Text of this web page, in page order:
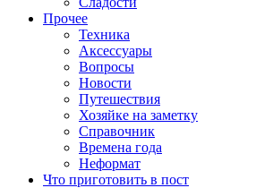
Прочее
Техника
Аксессуары
Вопросы
Новости
Путешествия
Хозяйке на заметку
Справочник
Времена года
Неформат
Что приготовить в пост